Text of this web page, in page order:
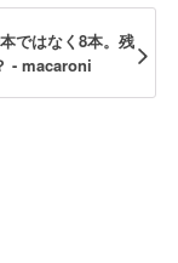
ではなく8本。残
- macaroni